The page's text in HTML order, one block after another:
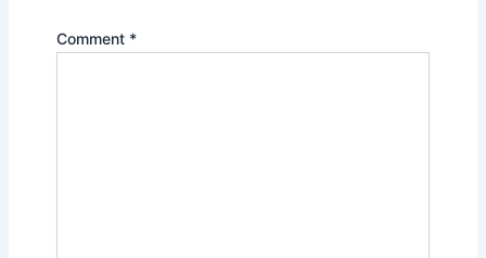
Comment *